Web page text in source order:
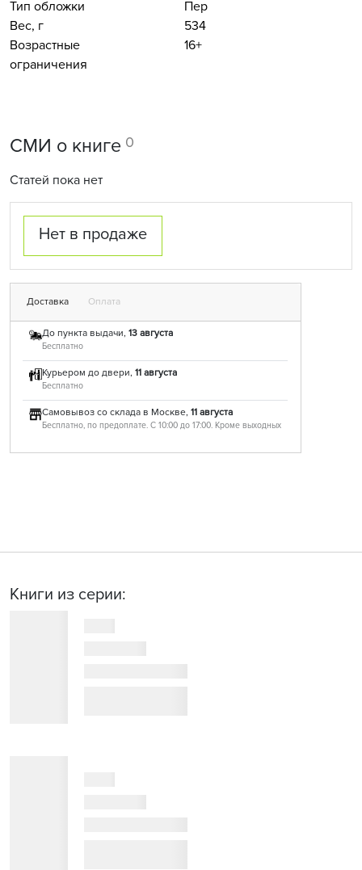
Тип обложки
Пер
Вес, г
534
Возрастные
ограничения
16+
СМИ о книге 0
Статей пока нет
Нет в продаже
Доставка Оплата
До пункта выдачи, 13 августа
Бесплатно
Курьером до двери, 11 августа
Бесплатно
Самовывоз со склада в Москве, 11 августа
Бесплатно, по предоплате. С 10:00 до 17:00. Кроме выходных
Книги из серии: